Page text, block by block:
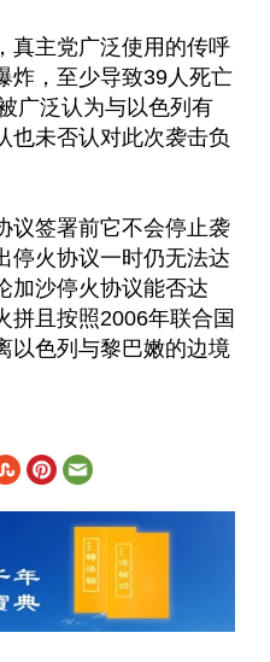
真主党广泛使用的传呼
炸，至少导致39人死亡
广泛认为与以色列有
也未否认对此次袭击负
议签署前它不会停止袭
停火协议一时仍无法达
加沙停火协议能否达
拼且按照2006年联合国
以色列与黎巴嫩的边境